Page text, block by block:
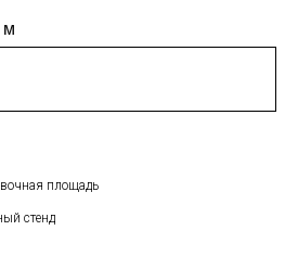
м
площадь
стенд